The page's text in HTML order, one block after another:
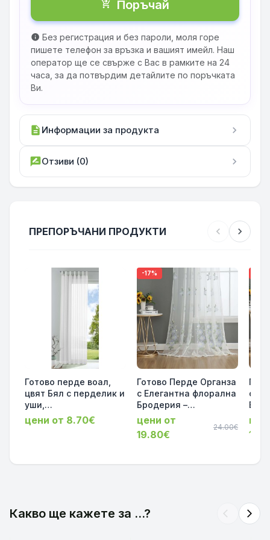
shopping_cart_checkout Поръчай
info Без регистрация и без пароли, моля горе
пишете телефон за връзка и вашият имейл. Наш
оператор ще се свърже с Вас в рамките на 24
часа, за да потвърдим детайлите по поръчката
Ви.
description Информации за продукта chevron_right
rate_reviewОтзиви (0) chevron_right
ПРЕПОРЪЧАНИ ПРОДУКТИ chevron_left chevron_right
Готово перде воал,
цвят Бял с перделик и
уши,
175х140*225х140*245x
140 см. код-61175
цени от 8.70€
-17%
Готово Перде Органза
с Елегантна флорална
Бродерия –
Прозрачно, за Релса и
Тръбен Корниз, серия-
Флоренция
код-2023200-010
цени от
19.80€
24.00€
с
Какво ще кажете за ...? arrow_back_ios arrow_forward_ios